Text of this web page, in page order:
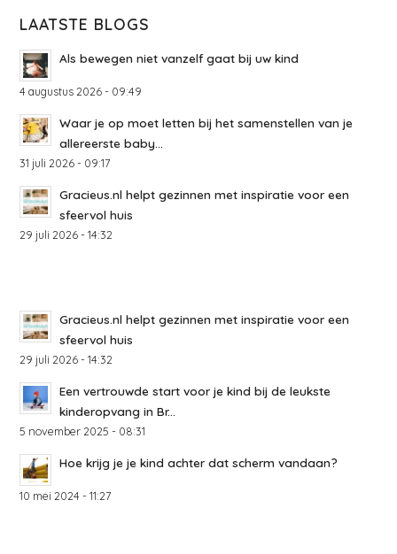
LAATSTE BLOGS
Als bewegen niet vanzelf gaat bij uw kind
4 augustus 2026 - 09:49
Waar je op moet letten bij het samenstellen van je
allereerste baby...
31 juli 2026 - 09:17
Gracieus.nl helpt gezinnen met inspiratie voor een
sfeervol huis
29 juli 2026 - 14:32
Gracieus.nl helpt gezinnen met inspiratie voor een
sfeervol huis
29 juli 2026 - 14:32
Een vertrouwde start voor je kind bij de leukste
kinderopvang in Br...
5 november 2025 - 08:31
Hoe krijg je je kind achter dat scherm vandaan?
10 mei 2024 - 11:27